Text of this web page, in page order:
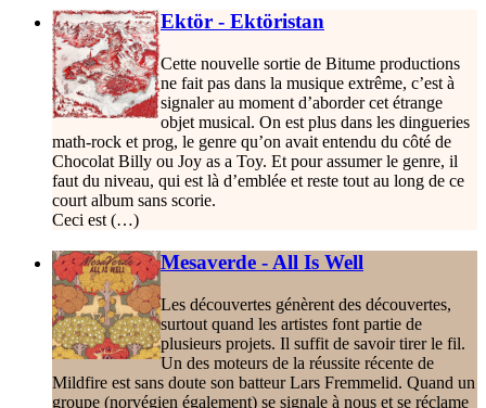
Ektör - Ektöristan
Cette nouvelle sortie de Bitume productions
ne fait pas dans la musique extrême, c’est à
signaler au moment d’aborder cet étrange
objet musical. On est plus dans les dingueries
math-rock et prog, le genre qu’on avait entendu du côté de
Chocolat Billy ou Joy as a Toy. Et pour assumer le genre, il
faut du niveau, qui est là d’emblée et reste tout au long de ce
court album sans scorie.
Ceci est (…)
Mesaverde - All Is Well
Les découvertes génèrent des découvertes,
surtout quand les artistes font partie de
plusieurs projets. Il suffit de savoir tirer le fil.
Un des moteurs de la réussite récente de
Mildfire est sans doute son batteur Lars Fremmelid. Quand un
groupe (norvégien également) se signale à nous et se réclame